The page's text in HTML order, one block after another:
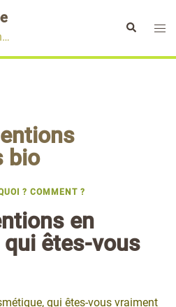
Rechercher
bio
? COMMENT ?
en
êtes-vous
qui êtes-vous vraiment